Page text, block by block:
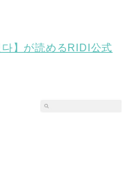
】が読めるRIDI公式